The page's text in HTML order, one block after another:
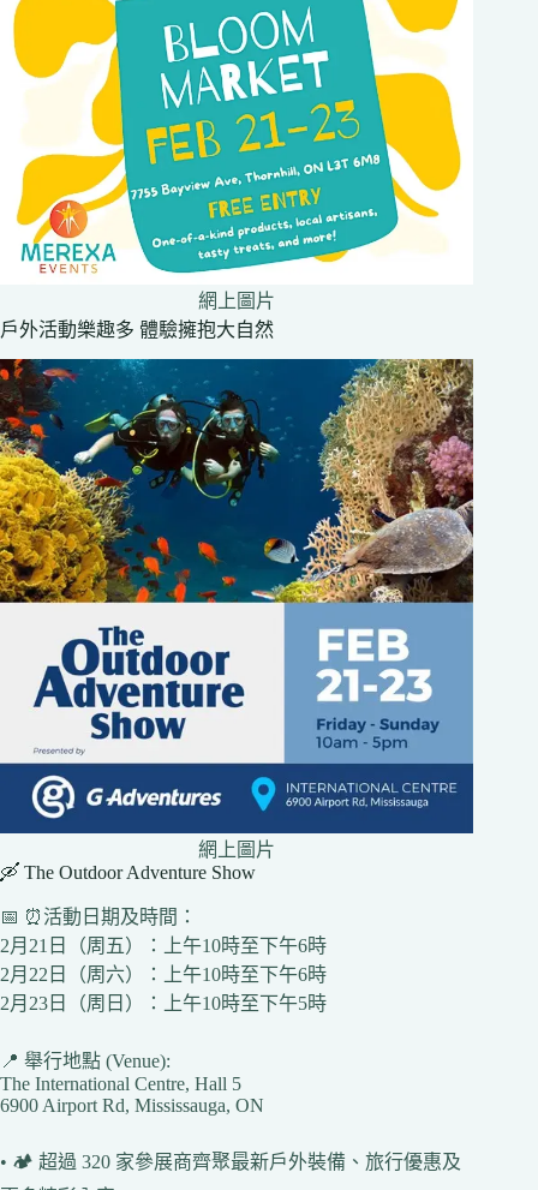
網上圖片
戶外活動樂趣多 體驗擁抱大自然
網上圖片
🛶 The Outdoor Adventure Show
📅 ⏰活動日期及時間：
2月21日（周五）：上午10時至下午6時
2月22日（周六）：上午10時至下午6時
2月23日（周日）：上午10時至下午5時
📍 舉行地點 (Venue):
The International Centre, Hall 5
6900 Airport Rd, Mississauga, ON
• 🏕️ 超過 320 家參展商齊聚最新戶外裝備、旅行優惠及